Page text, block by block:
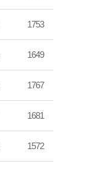
1753
1649
1767
1681
1572